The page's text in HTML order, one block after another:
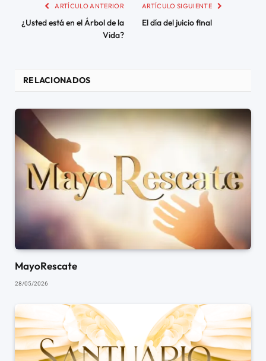
ARTÍCULO ANTERIOR
¿Usted está en el Árbol de la
Vida?
ARTÍCULO SIGUIENTE
El día del juicio final
RELACIONADOS
MayoRescate
28/05/2026